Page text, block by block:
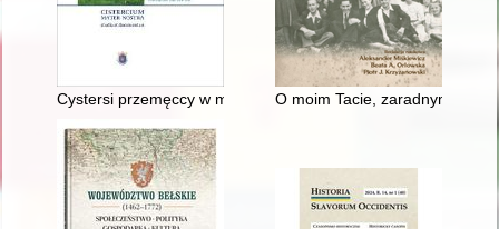
Cystersi przemęccy w momencie kasaty ich opactwa w 1836
O moim Tacie, zaradnym